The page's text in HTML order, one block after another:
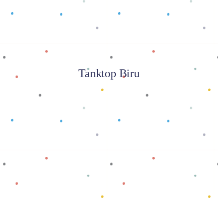
Tanktop Biru
Baca selengkapnya